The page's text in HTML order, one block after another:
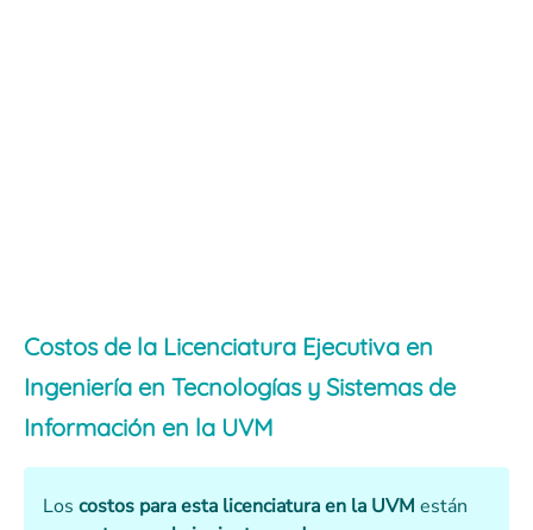
Costos de la Licenciatura Ejecutiva en
Ingeniería en Tecnologías y Sistemas de
Información en la UVM
Los costos para esta licenciatura en la UVM están